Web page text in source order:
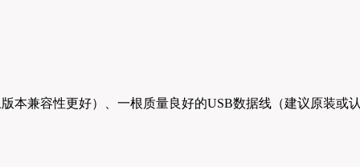
本兼容性更好）、一根质量良好的USB数据线（建议原装或